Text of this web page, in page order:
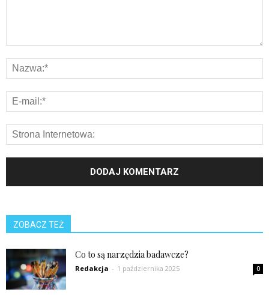
ZOBACZ TEŻ
Co to są narzędzia badawcze?
Redakcja - 1 października 2025 0